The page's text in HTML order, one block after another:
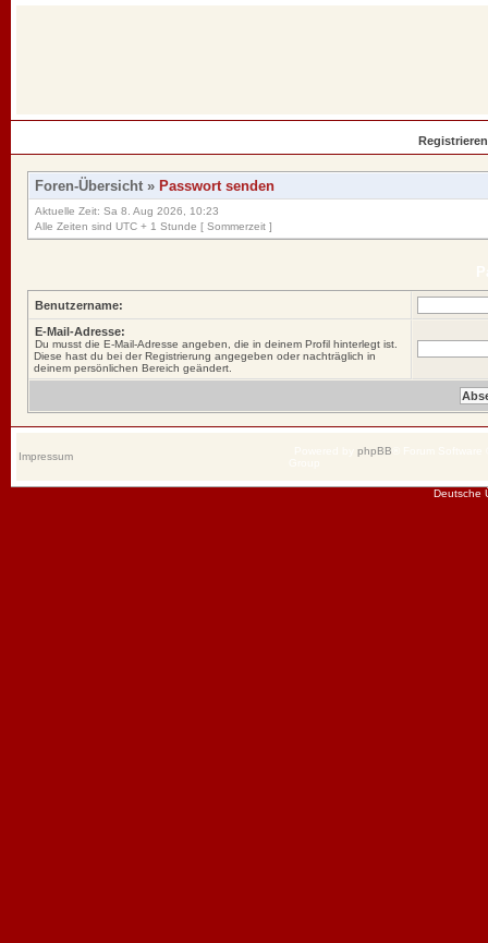
Registrieren
Foren-Übersicht » Passwort senden
Aktuelle Zeit: Sa 8. Aug 2026, 10:23
Alle Zeiten sind UTC + 1 Stunde [ Sommerzeit ]
Benutzername:
E-Mail-Adresse:
Du musst die E-Mail-Adresse angeben, die in deinem Profil hinterlegt ist.
Diese hast du bei der Registrierung angegeben oder nachträglich in
deinem persönlichen Bereich geändert.
Impressum phpBB
Deutsche